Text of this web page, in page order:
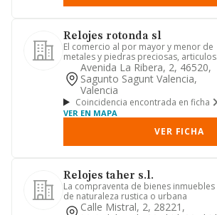
Relojes rotonda sl
El comercio al por mayor y menor de
metales y piedras preciosas, articulos
de joyeria, plateria, bi...
Avenida La Ribera, 2, 46520,
Sagunto Sagunt Valencia,
Valencia
Coincidencia encontrada en ficha
VER EN MAPA
VER FICHA
Relojes taher s.l.
La compraventa de bienes inmuebles
de naturaleza rustica o urbana
Calle Mistral, 2, 28221,